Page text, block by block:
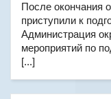
После окончания
приступили к
Администрация
мероприятий по
[...]